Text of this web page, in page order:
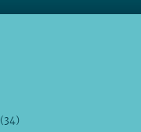
(34)